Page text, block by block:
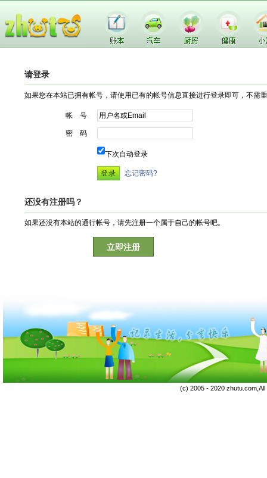
请登录
如果您在本站已拥有帐号，请使用已有的帐号信息直接进行登录即可，不需
帐 号
密 码
下次自动登录
忘记密码?
还没有注册吗？
如果还没有本站的通行帐号，请先注册一个属于自己的帐号吧。
立即注册
(c) 2005 - 2020